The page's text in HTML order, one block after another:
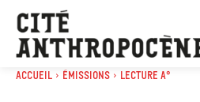
Accueil Émissions Lecture A°